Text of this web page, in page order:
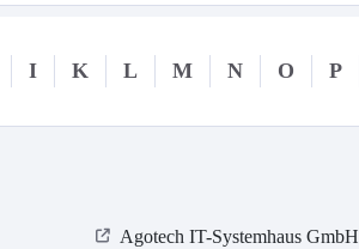
I K L M N O P
Agotech IT-Systemhaus GmbH